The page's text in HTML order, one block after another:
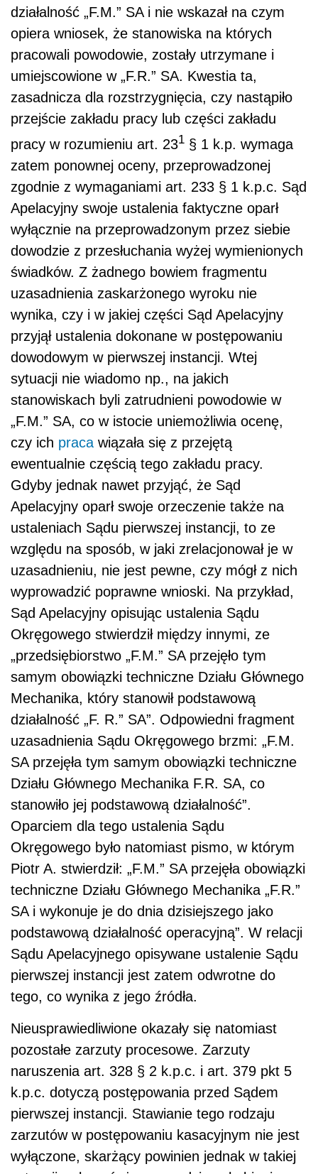
działalność „F.M.” SA i nie wskazał na czym
opiera wniosek, że stanowiska na których
pracowali powodowie, zostały utrzymane i
umiejscowione w „F.R.” SA. Kwestia ta,
zasadnicza dla rozstrzygnięcia, czy nastąpiło
przejście zakładu pracy lub części zakładu
pracy w rozumieniu art. 231 § 1 k.p. wymaga
zatem ponownej oceny, przeprowadzonej
zgodnie z wymaganiami art. 233 § 1 k.p.c. Sąd
Apelacyjny swoje ustalenia faktyczne oparł
wyłącznie na przeprowadzonym przez siebie
dowodzie z przesłuchania wyżej wymienionych
świadków. Z żadnego bowiem fragmentu
uzasadnienia zaskarżonego wyroku nie
wynika, czy i w jakiej części Sąd Apelacyjny
przyjął ustalenia dokonane w postępowaniu
dowodowym w pierwszej instancji. Wtej
sytuacji nie wiadomo np., na jakich
stanowiskach byli zatrudnieni powodowie w
„F.M.” SA, co w istocie uniemożliwia ocenę,
czy ich praca wiązała się z przejętą
ewentualnie częścią tego zakładu pracy.
Gdyby jednak nawet przyjąć, że Sąd
Apelacyjny oparł swoje orzeczenie także na
ustaleniach Sądu pierwszej instancji, to ze
względu na sposób, w jaki zrelacjonował je w
uzasadnieniu, nie jest pewne, czy mógł z nich
wyprowadzić poprawne wnioski. Na przykład,
Sąd Apelacyjny opisując ustalenia Sądu
Okręgowego stwierdził między innymi, ze
„przedsiębiorstwo „F.M.” SA przejęło tym
samym obowiązki techniczne Działu Głównego
Mechanika, który stanowił podstawową
działalność „F. R.” SA”. Odpowiedni fragment
uzasadnienia Sądu Okręgowego brzmi: „F.M.
SA przejęła tym samym obowiązki techniczne
Działu Głównego Mechanika F.R. SA, co
stanowiło jej podstawową działalność”.
Oparciem dla tego ustalenia Sądu
Okręgowego było natomiast pismo, w którym
Piotr A. stwierdził: „F.M.” SA przejęła obowiązki
techniczne Działu Głównego Mechanika „F.R.”
SA i wykonuje je do dnia dzisiejszego jako
podstawową działalność operacyjną”. W relacji
Sądu Apelacyjnego opisywane ustalenie Sądu
pierwszej instancji jest zatem odwrotne do
tego, co wynika z jego źródła.
Nieusprawiedliwione okazały się natomiast
pozostałe zarzuty procesowe. Zarzuty
naruszenia art. 328 § 2 k.p.c. i art. 379 pkt 5
k.p.c. dotyczą postępowania przed Sądem
pierwszej instancji. Stawianie tego rodzaju
zarzutów w postępowaniu kasacyjnym nie jest
wyłączone, skarżący powinien jednak w takiej